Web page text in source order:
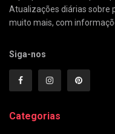
Atualizações diárias sobre
muito mais, com
Siga-nos
Categorias